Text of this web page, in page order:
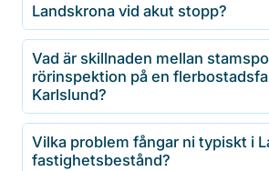
Landskrona vid akut stopp?
Vad är skillnaden mellan
rörinspektion på en
Karlslund?
Vilka problem fångar ni typiskt i
fastighetsbestånd?